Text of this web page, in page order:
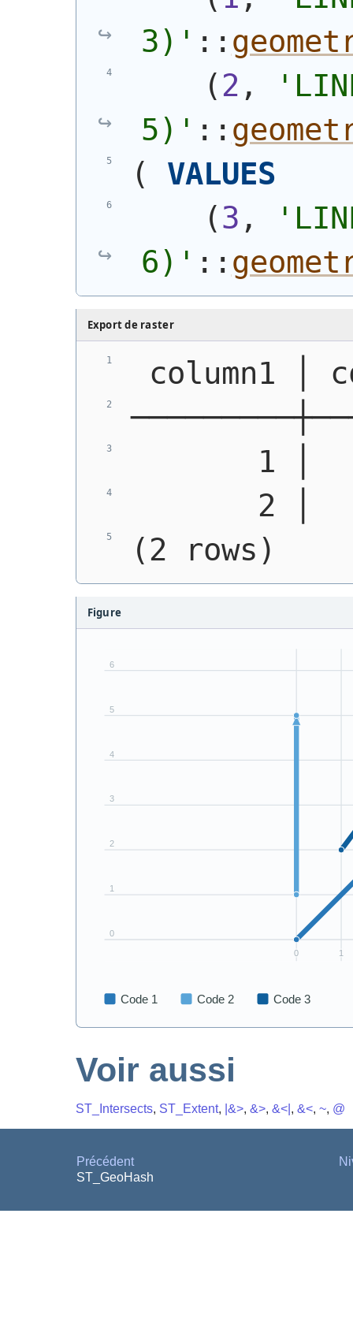
3) ' ::
( 2 , '
5) ' ::
(
VALUES
(3 , '
6) ' ::
Export de raster
column1 │
1 │
2 │
(2 rows)
Figure
Voir aussi
ST_Intersects, ST_Extent, |&>, &>, &<| , &<, ~, @
Précédent
ST_GeoHash